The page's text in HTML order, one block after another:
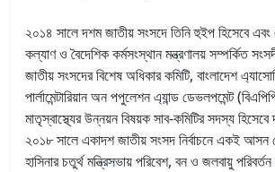
২০১৪ সালে দশম জাতীয় সংসদে তিনি হুইপ হিসেবে
কল্যাণ ও বৈদেশিক কর্মসংস্থান মন্ত্রণালয় সম্পর্কিত
জাতীয় সংসদের বিশেষ অধিকার কমিটি, বাংলাদেশ
পার্লামেন্টারিয়ান অন পপুলেশন এ্যান্ড ডেভলপমেন্ট
মাতৃস্বাস্থ্যের উন্নয়ন বিষয়ক সাব-কমিটির সদস্য
২০১৮ সালে একাদশ জাতীয় সংসদ নির্বাচনে একই আসন
হাসিনার চতুর্থ মন্ত্রিসভায় পরিবেশ, বন ও জলবায়ু পরিবর্তন